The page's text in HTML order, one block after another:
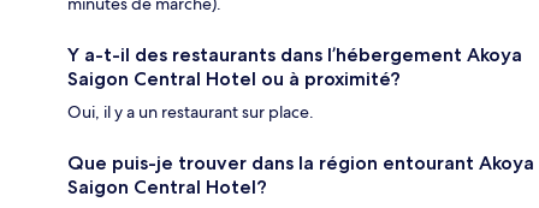
Y a-t-il des restaurants dans l’hébergement Akoya
Saigon Central Hotel ou à proximité?
Oui, il y a un restaurant sur place.
Que puis-je trouver dans la région entourant Akoya
Saigon Central Hotel?